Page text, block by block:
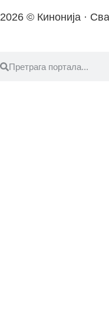
2026 © Кинонија ·